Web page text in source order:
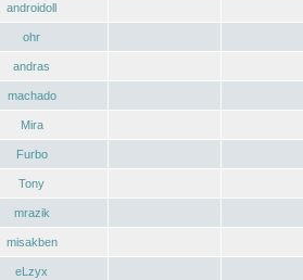
androidoll
ohr
andras
machado
Mira
Furbo
Tony
mrazik
misakben
eLzyx